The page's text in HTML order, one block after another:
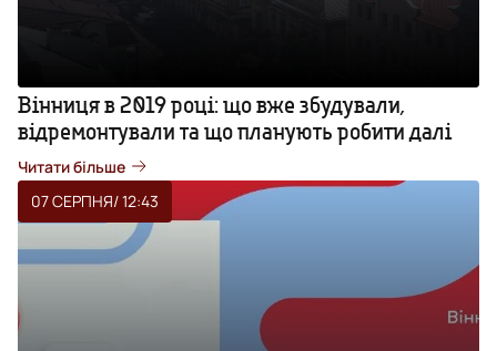
Вінниця в 2019 році: що вже збудували,
відремонтували та що планують робити далі
Читати більше
07 СЕРПНЯ/ 12:43